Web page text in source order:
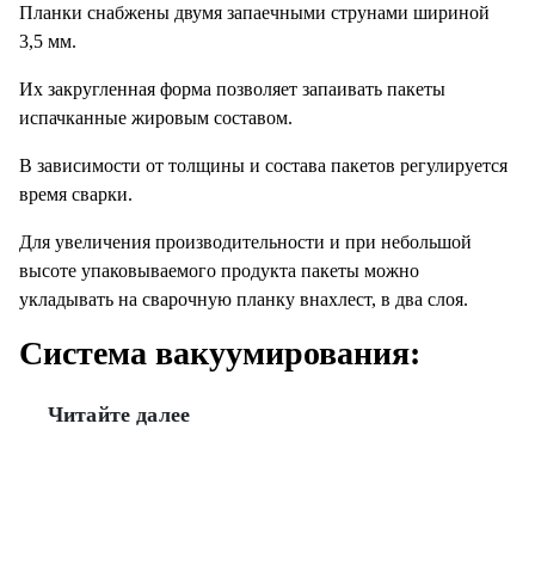
Планки снабжены двумя запаечными струнами шириной
3,5 мм.
Их закругленная форма позволяет запаивать пакеты
испачканные жировым составом.
В зависимости от толщины и состава пакетов регулируется
время сварки.
Для увеличения производительности и при небольшой
высоте упаковываемого продукта пакеты можно
укладывать на сварочную планку внахлест, в два слоя.
Система вакуумирования:
Читайте далее